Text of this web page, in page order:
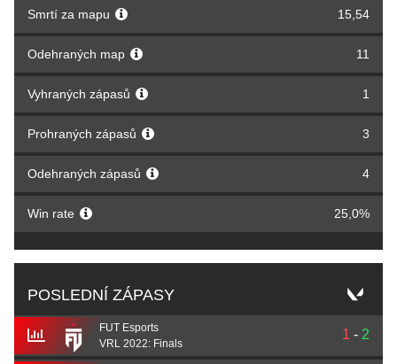
Smrtí za mapu 15,54
Odehraných map 11
Vyhraných zápasů 1
Prohraných zápasů 3
Odehraných zápasů 4
Win rate 25,0%
POSLEDNÍ ZÁPASY
FUT Esports
VRL 2022: Finals
1 - 2